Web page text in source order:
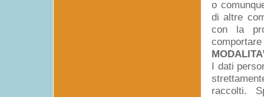
o
di altre
con la
I dati
raccolti.